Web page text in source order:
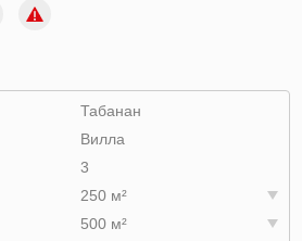
Табанан
Вилла
3
250 м²
500 м²